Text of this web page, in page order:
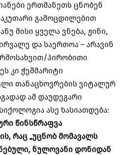
ერთმანეთს ცნობენ
გამოცდილებით
მისი ყველა ვნება, ჟინი,
და საერთოა – არავინ
პირობითი
კი ჭეშმარიტი
თანაცხოვრების ვიტალურ
ამ დაუდეგარი
ასე ხასიათდება:
წინსწრაფვა
ის, რაც „უცნობ მომავალს
, ნულოვანი დონიდან